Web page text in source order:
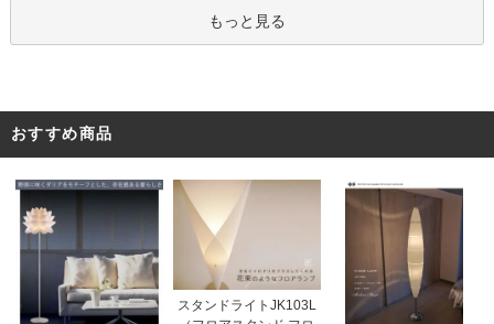
もっと見る
おすすめ商品
スタンドライトJK103L